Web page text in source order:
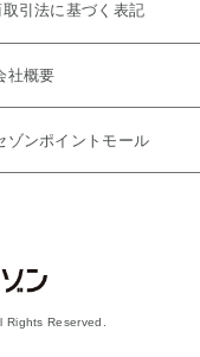
引法に基づく表記
社概要
ゾンポイントモール
Rights Reserved.